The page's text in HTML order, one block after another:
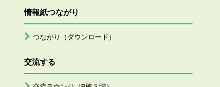
情報紙つながり
つながり（ダウンロード）
交流する